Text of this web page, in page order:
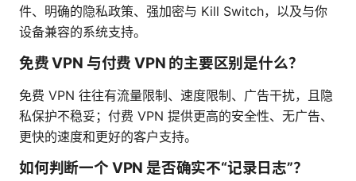
件、明确的隐私政策、强加密与 Kill Switch，以及与你
设备兼容的系统支持。
免费 VPN 与付费 VPN 的主要区别是什么？
免费 VPN 往往有流量限制、速度限制、广告干扰，且隐
私保护不稳妥；付费 VPN 提供更高的安全性、无广告、
更快的速度和更好的客户支持。
如何判断一个 VPN 是否确实不“记录日志”？